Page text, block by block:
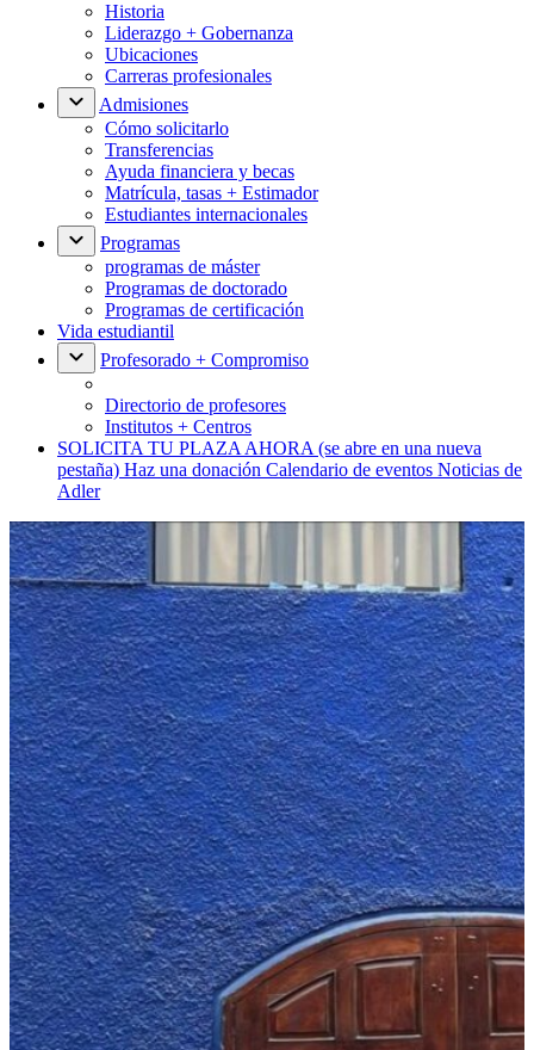
Historia
Liderazgo + Gobernanza
Ubicaciones
Carreras profesionales
Admisiones
Cómo solicitarlo
Transferencias
Ayuda financiera y becas
Matrícula, tasas + Estimador
Estudiantes internacionales
Programas
programas de máster
Programas de doctorado
Programas de certificación
Vida estudiantil
Profesorado + Compromiso
Directorio de profesores
Institutos + Centros
SOLICITA TU PLAZA AHORA (se abre en una nueva
pestaña) Haz una donación Calendario de eventos Noticias de
Adler